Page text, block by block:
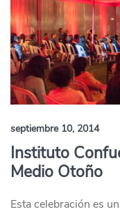
septiembre 10, 2014
Instituto
Medio Otoño
Esta celebración es